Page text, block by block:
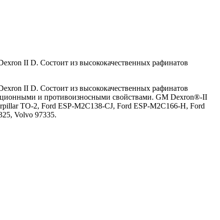
II D. Состоит из высококачественных рафинатов
II D. Состоит из высококачественных рафинатов
и противоизносными свойствами. GM Dexron®-II
TO-2, Ford ESP-M2C138-CJ, Ford ESP-M2C166-H, Ford
Volvo 97335.